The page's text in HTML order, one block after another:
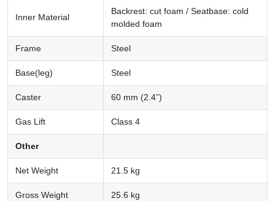
Inner Material
Backrest: cut foam / Seatbase: cold
molded foam
Frame Steel
Base(leg) Steel
Caster 60 mm (2.4”)
Gas Lift Class 4
Other
Net Weight 21.5 kg
Gross Weight 25.6 kg